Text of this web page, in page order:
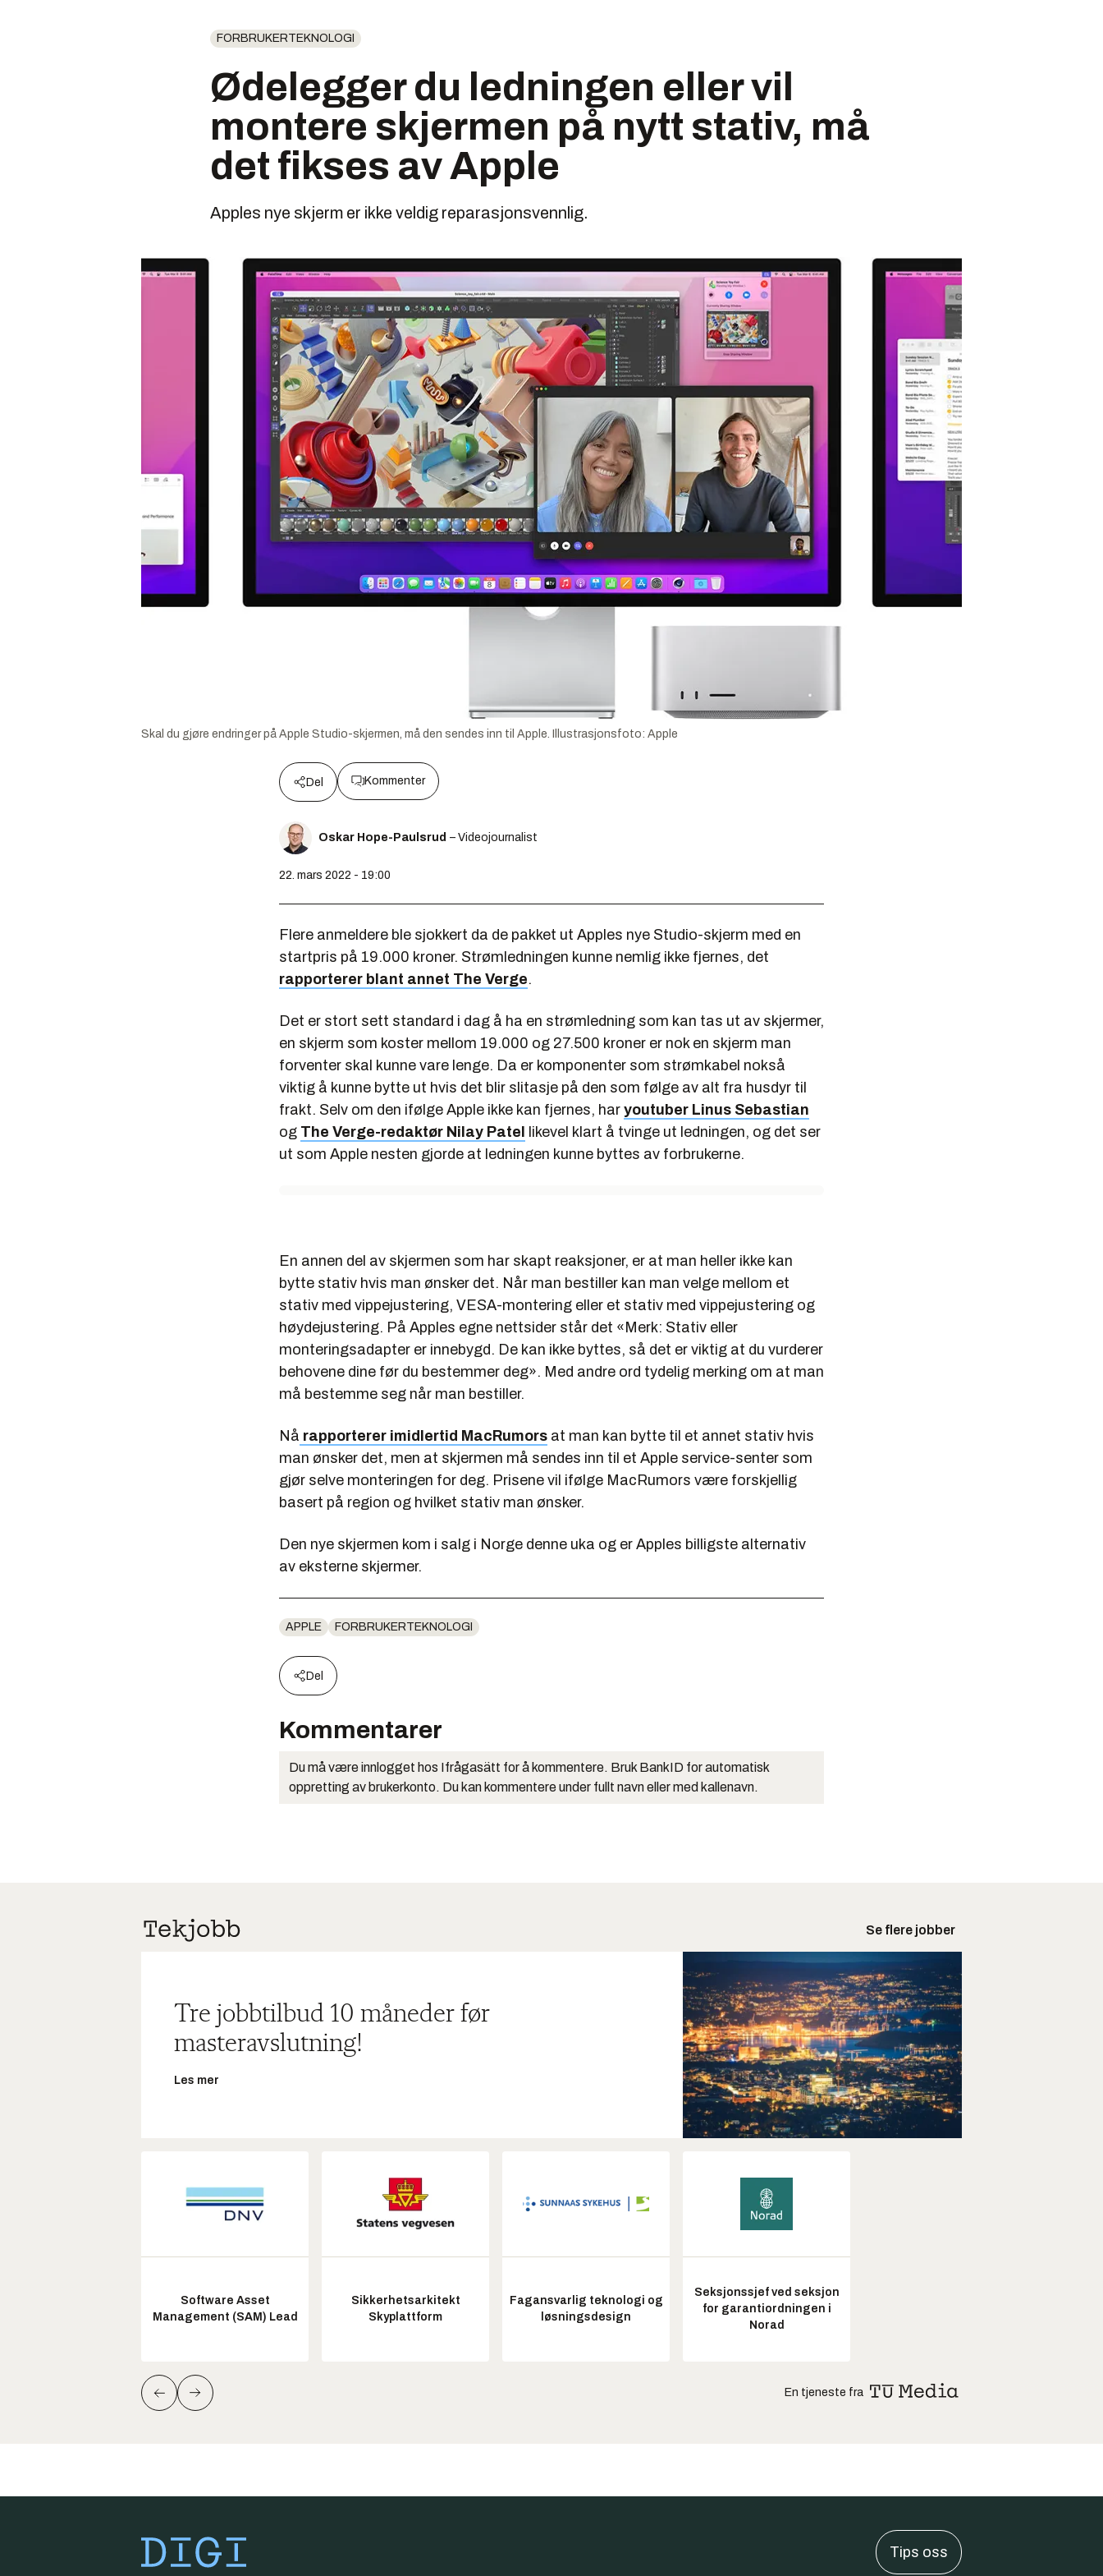
FORBRUKERTEKNOLOGI
Ødelegger du ledningen eller vil
montere skjermen på nytt stativ, må
det fikses av Apple
Apples nye skjerm er ikke veldig reparasjonsvennlig.
Skal du gjøre endringer på Apple Studio-skjermen, må den sendes inn til Apple. Illustrasjonsfoto: Apple
Del Kommenter
Oskar Hope-Paulsrud – Videojournalist
22. mars 2022 - 19:00
Flere anmeldere ble sjokkert da de pakket ut Apples nye Studio-skjerm med en
startpris på 19.000 kroner. Strømledningen kunne nemlig ikke fjernes, det
rapporterer blant annet The Verge.
Det er stort sett standard i dag å ha en strømledning som kan tas ut av skjermer,
en skjerm som koster mellom 19.000 og 27.500 kroner er nok en skjerm man
forventer skal kunne vare lenge. Da er komponenter som strømkabel nokså
viktig å kunne bytte ut hvis det blir slitasje på den som følge av alt fra husdyr til
frakt. Selv om den ifølge Apple ikke kan fjernes, har youtuber Linus Sebastian
og The Verge-redaktør Nilay Patel
likevel klart å tvinge ut ledningen, og det ser
ut som Apple nesten gjorde at ledningen kunne byttes av forbrukerne.
En annen del av skjermen som har skapt reaksjoner, er at man heller ikke kan
bytte stativ hvis man ønsker det. Når man bestiller kan man velge mellom et
stativ med vippejustering, VESA-montering eller et stativ med vippejustering og
høydejustering. På Apples egne nettsider står det «Merk: Stativ eller
monteringsadapter er innebygd. De kan ikke byttes, så det er viktig at du vurderer
behovene dine før du bestemmer deg». Med andre ord tydelig merking om at man
må bestemme seg når man bestiller.
Nå rapporterer imidlertid MacRumors at man kan bytte til et annet stativ hvis
man ønsker det, men at skjermen må sendes inn til et Apple service-senter som
gjør selve monteringen for deg. Prisene vil ifølge MacRumors være forskjellig
basert på region og hvilket stativ man ønsker.
Den nye skjermen kom i salg i Norge denne uka og er Apples billigste alternativ
av eksterne skjermer.
APPLE FORBRUKERTEKNOLOGI
Del
Kommentarer
Du må være innlogget hos Ifrågasätt for å kommentere. Bruk BankID for automatisk
oppretting av brukerkonto. Du kan kommentere under fullt navn eller med kallenavn.
Se flere jobber
Tre jobbtilbud 10 måneder før
masteravslutning!
Les mer
Software Asset
Management (SAM) Lead
Sikkerhetsarkitekt
Skyplattform
Fagansvarlig teknologi og
løsningsdesign
Seksjonssjef ved seksjon
for garantiordningen i
Norad
En tjeneste fra
Tips oss